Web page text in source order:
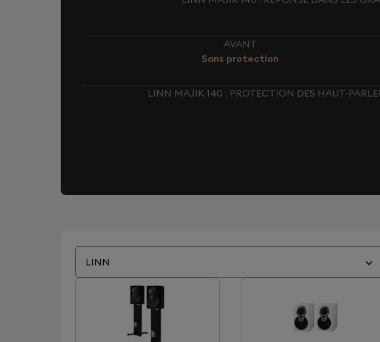
AVANT
Sans protection
LINN MAJIK 140 : PROTECTION DES HAUT-
LINN